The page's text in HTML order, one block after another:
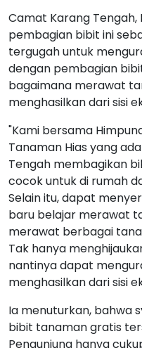
Camat Karang
pembagian bibit ini
tergugah untuk
dengan pembagian
bagaimana merawat
menghasilkan dari sisi
"Kami bersama
Tanaman Hias yang
Tengah membagikan
cocok untuk di rumah
Selain itu, dapat
baru belajar merawat
merawat berbagai
Tak hanya
nantinya dapat
menghasilkan dari sisi
Ia menuturkan, bahwa
bibit tanaman gratis
Pengunjung hanya